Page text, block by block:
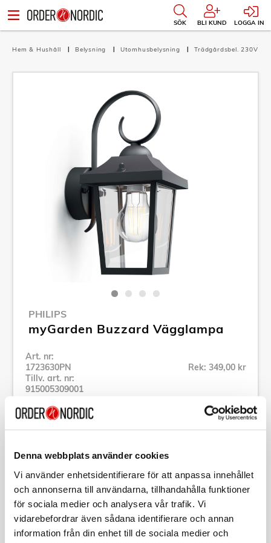
Denna webbplats använder cookies
Vi använder enhetsidentifierare för att anpassa innehållet
och annonserna till användarna, tillhandahålla funktioner
för sociala medier och analysera vår trafik. Vi
vidarebefordrar även sådana identifierare och annan
information från din enhet till de sociala medier och
SÖK BLI KUND LOGGA IN
Hem & Hushåll Belysning Utomhusbelysning Trädgårdsbel. 230V
PHILIPS
myGarden Buzzard Vägglampa
Art. nr:
1723630PN
Tillv. art. nr:
915005309001
Rek: 349,00 kr
Specifikation
Beskrivning
Art. nr:1723630PN
Tillv. art. nr: